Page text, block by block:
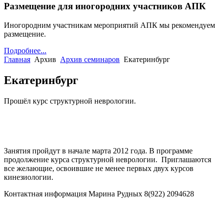
Размещение для иногородних участников АПК
Иногородним участникам мероприятий АПК мы рекомендуем
размещение.
Подробнее...
Главная Архив Архив семинаров Екатеринбург
Екатеринбург
Прошёл курс структурной неврологии.
Занятия пройдут в начале марта 2012 года. В программе
продолжение курса структурной неврологии. Приглашаются
все желающие, освоившие не менее первых двух курсов
кинезиологии.
Контактная информация Марина Рудных 8(922) 2094628